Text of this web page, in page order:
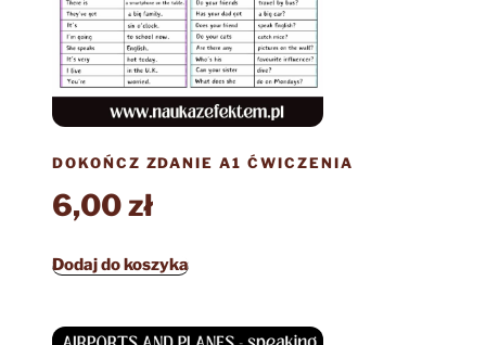
DOKOŃCZ ZDANIE A1 ĆWICZENIA
6,00zł
Dodaj do koszyka